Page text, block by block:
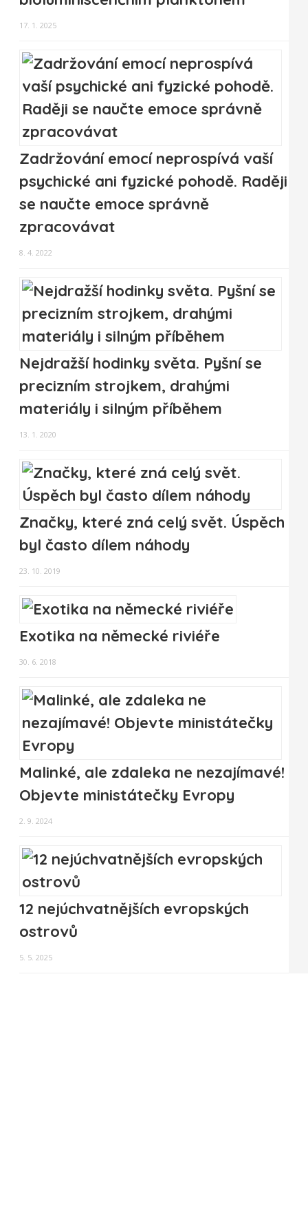
17. 1. 2025
Zadržování emocí neprospívá vaší
psychické ani fyzické pohodě. Raději
se naučte emoce správně
zpracovávat
8. 4. 2022
Nejdražší hodinky světa. Pyšní se
precizním strojkem, drahými
materiály i silným příběhem
13. 1. 2020
Značky, které zná celý svět. Úspěch
byl často dílem náhody
23. 10. 2019
Exotika na německé riviéře
30. 6. 2018
Malinké, ale zdaleka ne nezajímavé!
Objevte ministátečky Evropy
2. 9. 2024
12 nejúchvatnějších evropských
ostrovů
5. 5. 2025